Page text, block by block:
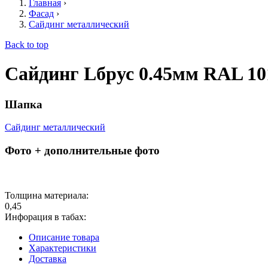
Главная ›
Фасад ›
Сайдинг металлический
Back to top
Сайдинг Lбрус 0.45мм RAL
Шапка
Сайдинг металлический
Фото + дополнительные фото
Толщина материала:
0,45
Инфорация в табах:
Описание товара
Характеристики
Доставка